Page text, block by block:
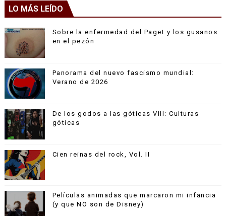
LO MÁS LEÍDO
Sobre la enfermedad del Paget y los gusanos
en el pezón
Panorama del nuevo fascismo mundial:
Verano de 2026
De los godos a las góticas VIII: Culturas
góticas
Cien reinas del rock, Vol. II
Películas animadas que marcaron mi infancia
(y que NO son de Disney)